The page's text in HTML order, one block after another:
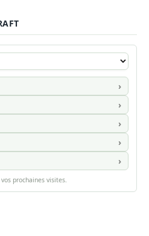
prochaines visites.